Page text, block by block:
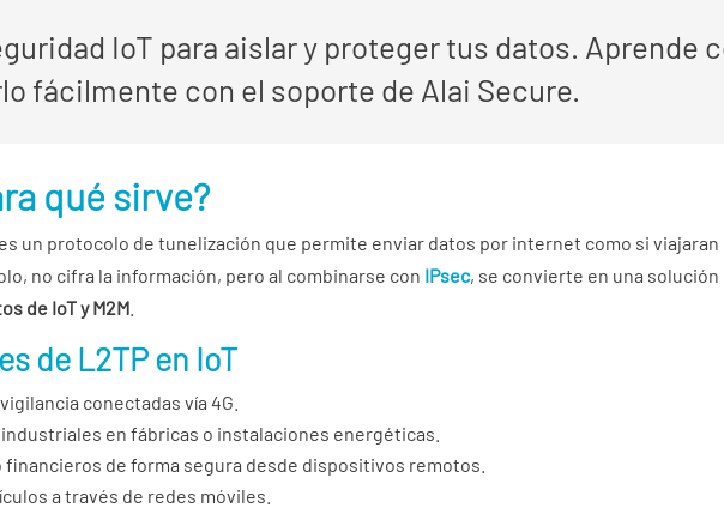
IoT para aislar y proteger tus datos. Aprende
fácilmente con el soporte de Alai Secure.
qué sirve?
un protocolo de tunelización que permite enviar datos por internet como si viajaran
no cifra la información, pero al combinarse con IPsec, se convierte en una solución
de IoT y M2M
de L2TP en IoT
conectadas vía 4G.
en fábricas o instalaciones energéticas.
de forma segura desde dispositivos remotos.
a través de redes móviles.